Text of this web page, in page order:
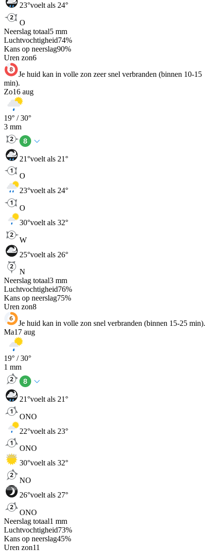
23°voelt als 24°
O
Neerslag totaal5 mm
Luchtvochtigheid74%
Kans op neerslag90%
Uren zon6
Je huid kan in volle zon zeer snel verbranden (binnen 10-15
min).
Zo16 aug
19° /30°
3 mm
21°voelt als 21°
O
23°voelt als 24°
O
30°voelt als 32°
W
25°voelt als 26°
N
Neerslag totaal3 mm
Luchtvochtigheid76%
Kans op neerslag75%
Uren zon8
Je huid kan in volle zon snel verbranden (binnen 15-25 min).
Ma17 aug
19° /30°
1 mm
21°voelt als 21°
ONO
22°voelt als 23°
ONO
30°voelt als 32°
NO
26°voelt als 27°
ONO
Neerslag totaal1 mm
Luchtvochtigheid73%
Kans op neerslag45%
Uren zon11